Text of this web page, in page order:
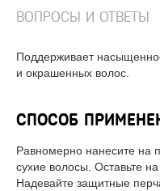
ВОПРОСЫ И ОТВЕТЫ
Поддерживает
и окрашенных волос.
СПОСОБ
Равномерно нанесите на
сухие волосы. Оставьте
Надевайте защитные